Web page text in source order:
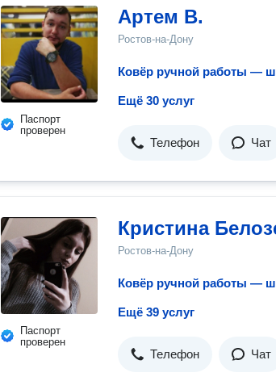
Паспорт
проверен
Артем В.
Ростов-на-Дону
Ковёр ручной работы —
Ещё 30 услуг
Телефон Чат
Паспорт
проверен
Кристина
Ростов-на-Дону
Ковёр ручной работы —
Ещё 39 услуг
Телефон Чат